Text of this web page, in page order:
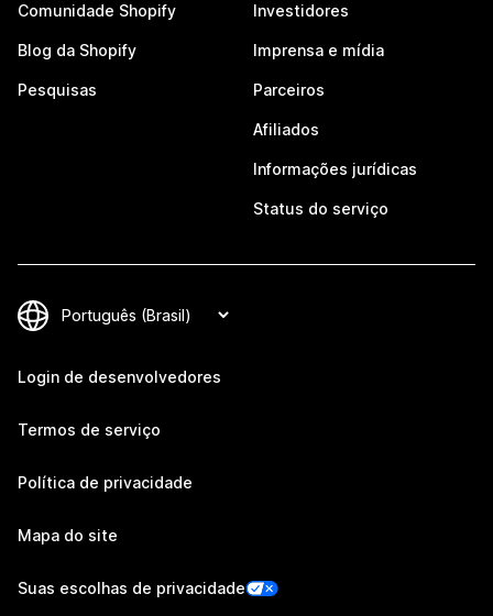
Comunidade Shopify
Blog da Shopify
Pesquisas
Investidores
Imprensa e mídia
Parceiros
Afiliados
Informações jurídicas
Status do serviço
Login de desenvolvedores
Termos de serviço
Política de privacidade
Mapa do site
Suas escolhas de privacidade